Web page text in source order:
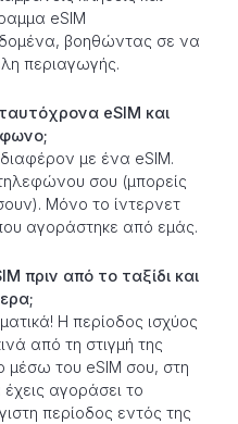
eSIM
βοηθώντας σε να
περιαγωγής.
eSIM και
με ένα eSIM.
σου (μπορείς
Μόνο το ίντερνετ
αγοράστηκε από εμάς.
πριν από το ταξίδι και
Η περίοδος ισχύος
από τη στιγμή της
μέσω του eSIM σου, στη
αγοράσει το
περίοδος εντός της